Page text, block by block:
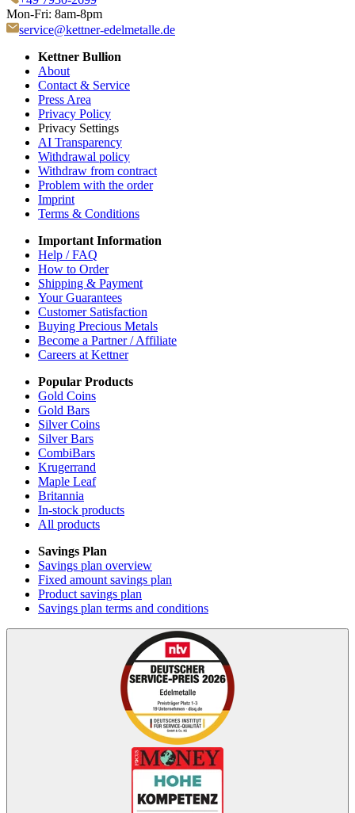
Mon-Fri: 8am-8pm
service@kettner-edelmetalle.de
Kettner Bullion
About
Contact & Service
Press Area
Privacy Policy
Privacy Settings
AI Transparency
Withdrawal policy
Withdraw from contract
Problem with the order
Imprint
Terms & Conditions
Important Information
Help / FAQ
How to Order
Shipping & Payment
Your Guarantees
Customer Satisfaction
Buying Precious Metals
Become a Partner / Affiliate
Careers at Kettner
Popular Products
Gold Coins
Gold Bars
Silver Coins
Silver Bars
CombiBars
Krugerrand
Maple Leaf
Britannia
In-stock products
All products
Savings Plan
Savings plan overview
Fixed amount savings plan
Product savings plan
Savings plan terms and conditions